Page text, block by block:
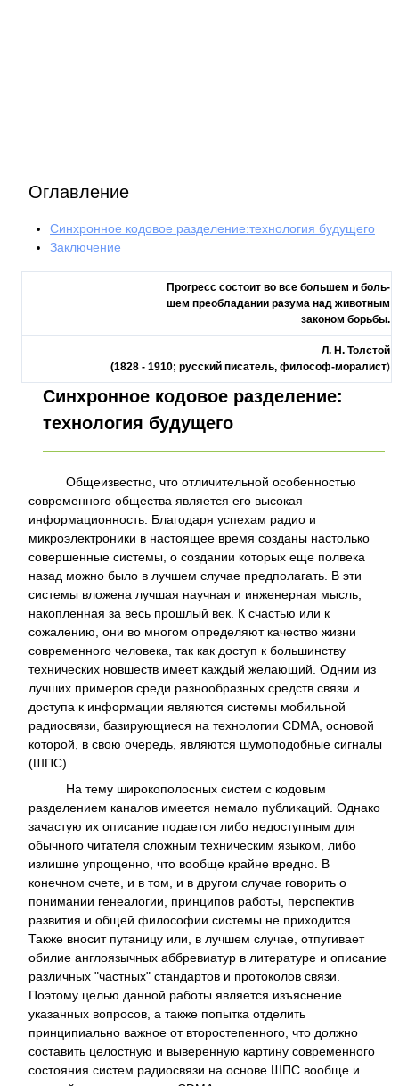
Оглавление
Синхронное кодовое разделение:технология будущего
Заключение
Прогресс состоит во все большем и боль-
шем преобладании разума над животным
законом борьбы.
Л. Н. Толстой
(1828 - 1910; русский писатель, философ-моралист)
Синхронное кодовое разделение:
технология будущего
Общеизвестно, что отличительной особенностью
современного общества является его высокая
информационность. Благодаря успехам радио и
микроэлектроники в настоящее время созданы настолько
совершенные системы, о создании которых еще полвека
назад можно было в лучшем случае предполагать. В эти
системы вложена лучшая научная и инженерная мысль,
накопленная за весь прошлый век. К счастью или к
сожалению, они во многом определяют качество жизни
современного человека, так как доступ к большинству
технических новшеств имеет каждый желающий. Одним из
лучших примеров среди разнообразных средств связи и
доступа к информации являются системы мобильной
радиосвязи, базирующиеся на технологии CDMA, основой
которой, в свою очередь, являются шумоподобные сигналы
(ШПС).
На тему широкополосных систем с кодовым
разделением каналов имеется немало публикаций. Однако
зачастую их описание подается либо недоступным для
обычного читателя сложным техническим языком, либо
излишне упрощенно, что вообще крайне вредно. В
конечном счете, и в том, и в другом случае говорить о
понимании генеалогии, принципов работы, перспектив
развития и общей философии системы не приходится.
Также вносит путаницу или, в лучшем случае, отпугивает
обилие англоязычных аббревиатур в литературе и описание
различных "частных" стандартов и протоколов связи.
Поэтому целью данной работы является изъяснение
указанных вопросов, а также попытка отделить
принципиально важное от второстепенного, что должно
составить целостную и выверенную картину современного
состояния систем радиосвязи на основе ШПС вообще и